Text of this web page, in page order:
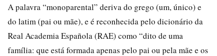
A palavra “monoparental” deriva do grego (um, único) e
do latim (pai ou mãe), e é reconhecida pelo dicionário da
Real Academia Española (RAE) como “dito de uma
família: que está formada apenas pelo pai ou pela mãe e os